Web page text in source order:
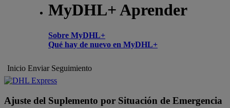
MyDHL+ Aprender
Sobre MyDHL+
Qué hay de nuevo en MyDHL+
Inicio Enviar Seguimiento
Ajuste del Suplemento por Situación de Emergencia